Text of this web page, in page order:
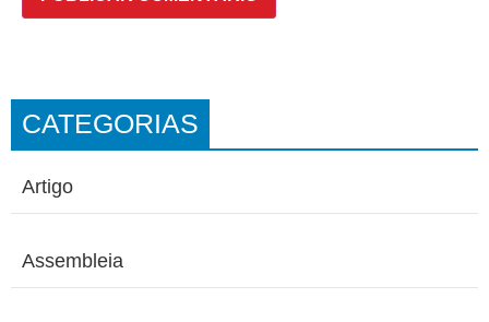
CATEGORIAS
Artigo
Assembleia